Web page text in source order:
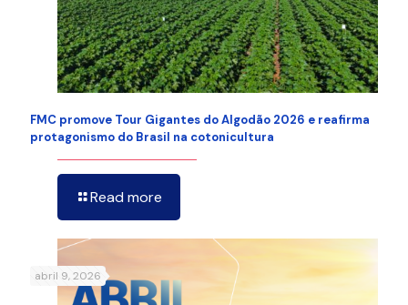
FMC promove Tour Gigantes do Algodão 2026 e reafirma
protagonismo do Brasil na cotonicultura
Read more
abril 9, 2026